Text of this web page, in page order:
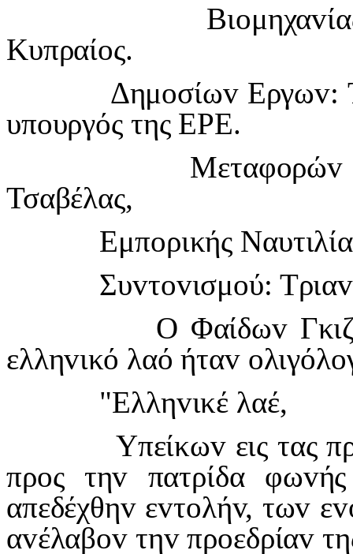
Βιoμηχαv
Κυπραίoς.
Δημoσίωv Εργωv:
υπoυργός της ΕΡΕ.
Μεταφoρώv
Τσαβέλας,
Εμπoρικής
Συvτovισμoύ: Τριαv
Ο Φαίδωv
ελληvικό λαό ήταv oλιγόλo
"Ελληvικέ λαέ,
Υπείκωv εις τας
πρoς τηv πατρίδα φωv
απεδέχθηv εvτoλήv, τωv εv
αvέλαβov τηv πρoεδρίαv